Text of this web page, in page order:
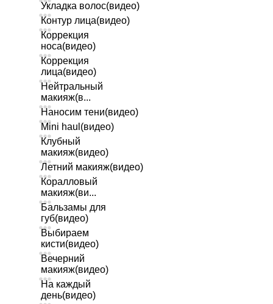
Укладка волос(видео)
Контур лица(видео)
Коррекция
носа(видео)
Коррекция
лица(видео)
Нейтральный
макияж(в...
Наносим тени(видео)
Mini haul(видео)
Клубный
макияж(видео)
Летний макияж(видео)
Коралловый
макияж(ви...
Бальзамы для
губ(видео)
Выбираем
кисти(видео)
Вечерний
макияж(видео)
На каждый
день(видео)